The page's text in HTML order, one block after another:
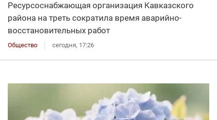
Ресурсоснабжающая организация Кавказского
района на треть сократила время аварийно-
восстановительных работ
Общество сегодня, 17:26